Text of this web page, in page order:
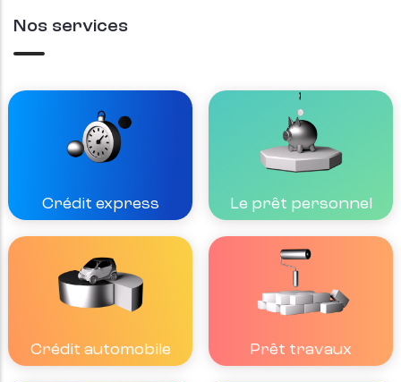
Nos services
Crédit express Le prêt personnel
Crédit automobile Prêt travaux